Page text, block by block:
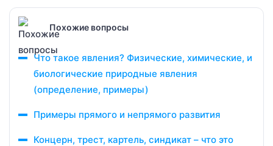
Похожие вопросы
Что такое явления? Физические, химические, и
биологические природные явления
(определение, примеры)
Примеры прямого и непрямого развития
Концерн, трест, картель, синдикат – что это